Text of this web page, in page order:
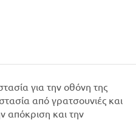
για την οθόνη της
από γρατσουνιές και
απόκριση και την